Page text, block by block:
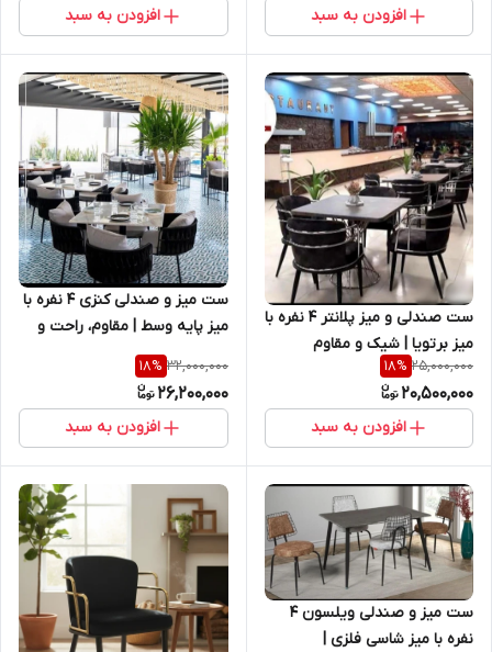
افزودن به سبد افزودن به سبد
ست صندلی و میز پلانتر ۴ نفره با
میز برتویا | شیک و مقاوم
25,000,000
18%
20,500,000
افزودن به سبد
ست میز و صندلی کنزی ۴ نفره با
میز پایه وسط | مقاوم، راحت و
مناسب فضای شلوغ
32,000,000
18%
26,200,000
افزودن به سبد
ست میز و صندلی ویلسون ۴
نفره با میز شاسی فلزی |